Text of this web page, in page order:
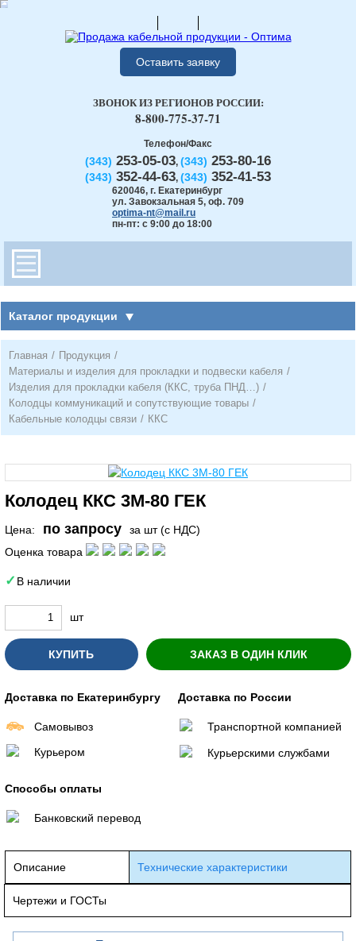
Оставить заявку
Телефон/Факс
(343) 253-05-03, (343) 253-80-16
(343) 352-44-63, (343) 352-41-53
620046, г. Екатеринбург
ул. Завокзальная 5, оф. 709
optima-nt@mail.ru
пн-пт: с 9:00 до 18:00
ЗВОНОК ИЗ РЕГИОНОВ РОССИИ:
8-800-775-37-71
Каталог продукции
Главная / Продукция /
Материалы и изделия для прокладки и подвески кабеля /
Изделия для прокладки кабеля (ККС, труба ПНД…) /
Колодцы коммуникаций и сопутствующие товары /
Кабельные колодцы связи / ККС
Колодец ККС 3М-80 ГЕК
Цена: по запросу
за шт (с НДС)
Оценка товара
В наличии
шт
КУПИТЬ ЗАКАЗ В ОДИН КЛИК
Доставка по Екатеринбургу
Самовывоз
Курьером
Доставка по России
Транспортной компанией
Курьерскими службами
Способы оплаты
Банковский перевод
Описание Технические характеристики
Чертежи и ГОСТы